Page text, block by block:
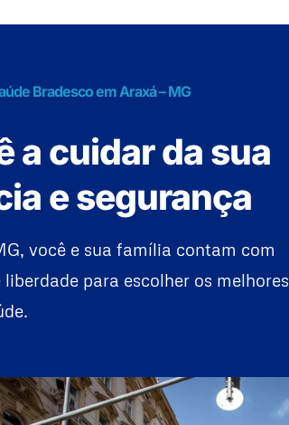
Bradesco em Araxá – MG
a cuidar da sua
e segurança
você e sua família contam com
para escolher os melhores